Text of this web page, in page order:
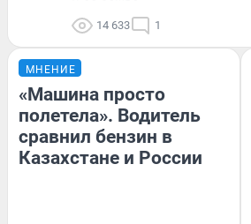
14 633 1
МНЕНИЕ
«Машина просто
полетела». Водитель
сравнил бензин в
Казахстане и России